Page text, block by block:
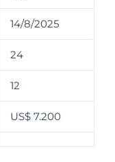
14/8/2025
24
12
US$ 7.200